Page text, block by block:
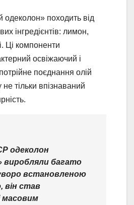
одеколон» походить від
інгредієнтів: лимон,
Ці компоненти
освіжаючий і
поєднання олій
тільки впізнаваний
одеколон
виробляли багато
встановленою
він став
масовим